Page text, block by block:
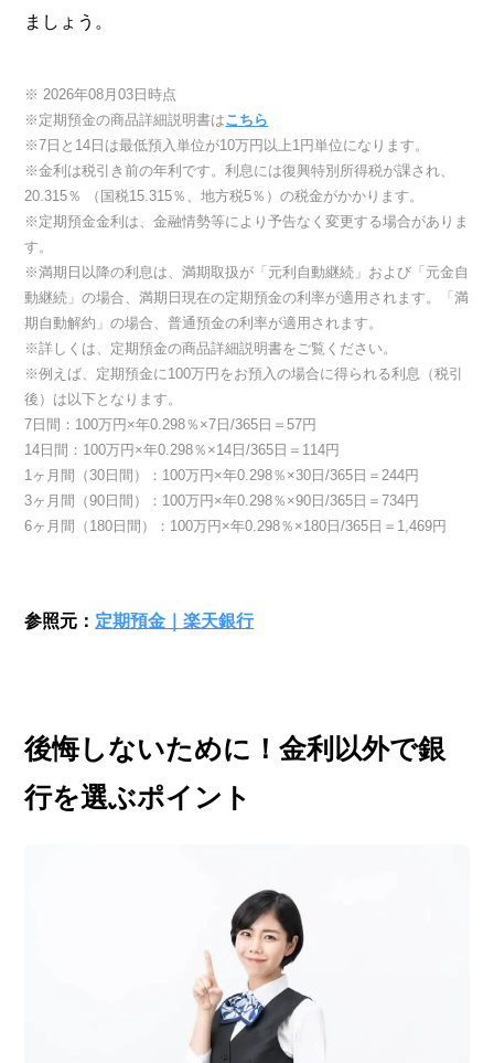
ましょう。
※ 2026年08月03日時点
※定期預金の商品詳細説明書はこちら
※7日と14日は最低預入単位が10万円以上1円単位になります。
※金利は税引き前の年利です。利息には復興特別所得税が課され、
20.315％ （国税15.315％、地方税5％）の税金がかかります。
※定期預金金利は、金融情勢等により予告なく変更する場合がありま
す。
※満期日以降の利息は、満期取扱が「元利自動継続」および「元金自
動継続」の場合、満期日現在の定期預金の利率が適用されます。「満
期自動解約」の場合、普通預金の利率が適用されます。
※詳しくは、定期預金の商品詳細説明書をご覧ください。
※例えば、定期預金に100万円をお預入の場合に得られる利息（税引
後）は以下となります。
7日間：100万円×年0.298％×7日/365日＝57円
14日間：100万円×年0.298％×14日/365日＝114円
1ヶ月間（30日間）：100万円×年0.298％×30日/365日＝244円
3ヶ月間（90日間）：100万円×年0.298％×90日/365日＝734円
6ヶ月間（180日間）：100万円×年0.298％×180日/365日＝1,469円
参照元： 定期預金｜楽天銀行
後悔しないために！金利以外で銀
行を選ぶポイント